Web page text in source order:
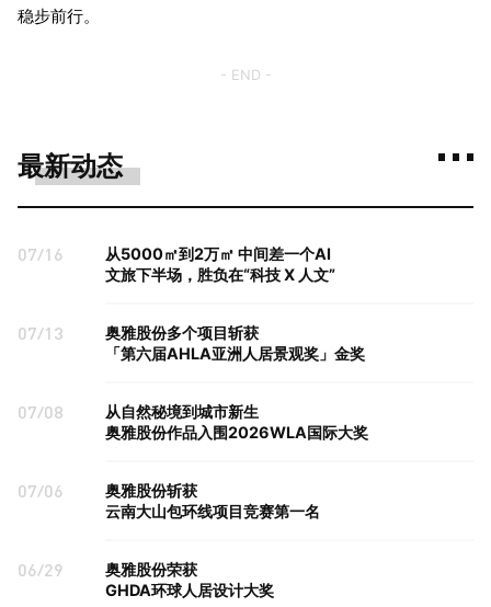
稳步前行。
- END -
最新动态
07/16
从5000㎡到2万㎡ 中间差一个AI
文旅下半场，胜负在“科技 X 人文”
07/13
奥雅股份多个项目斩获
「第六届AHLA亚洲人居景观奖」金奖
07/08
从自然秘境到城市新生
奥雅股份作品入围2026WLA国际大奖
07/06
奥雅股份斩获
云南大山包环线项目竞赛第一名
06/29
奥雅股份荣获
GHDA环球人居设计大奖